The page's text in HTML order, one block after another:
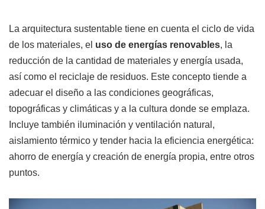
La arquitectura sustentable tiene en cuenta el ciclo de vida
de los materiales, el uso de energías renovables, la
reducción de la cantidad de materiales y energía usada,
así como el reciclaje de residuos. Este concepto tiende a
adecuar el diseño a las condiciones geográficas,
topográficas y climáticas y a la cultura donde se emplaza.
Incluye también iluminación y ventilación natural,
aislamiento térmico y tender hacia la eficiencia energética:
ahorro de energía y creación de energía propia, entre otros
puntos.